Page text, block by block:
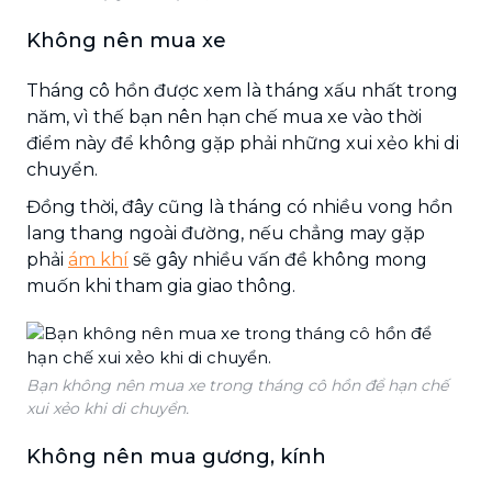
Không nên mua xe
Tháng cô hồn được xem là tháng xấu nhất trong
năm, vì thế bạn nên hạn chế mua xe vào thời
điểm này để không gặp phải những xui xẻo khi di
chuyển.
Đồng thời, đây cũng là tháng có nhiều vong hồn
lang thang ngoài đường, nếu chẳng may gặp
phải ám khí sẽ gây nhiều vấn đề không mong
muốn khi tham gia giao thông.
Bạn không nên mua xe trong tháng cô hồn để hạn chế
xui xẻo khi di chuyển.
Không nên mua gương, kính